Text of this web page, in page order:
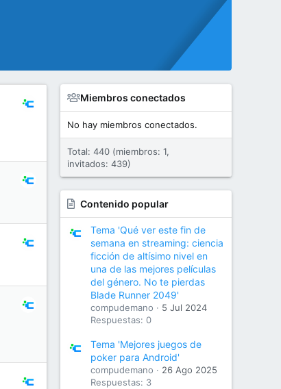
Miembros conectados
No hay miembros conectados.
Total: 440 (miembros: 1,
invitados: 439)
Contenido popular
Tema 'Qué ver este fin de
semana en streaming: ciencia
ficción de altísimo nivel en
una de las mejores películas
del género. No te pierdas
Blade Runner 2049'
compudemano
5 Jul 2024
Respuestas: 0
Tema 'Mejores juegos de
poker para Android'
compudemano
26 Ago 2025
Respuestas: 3